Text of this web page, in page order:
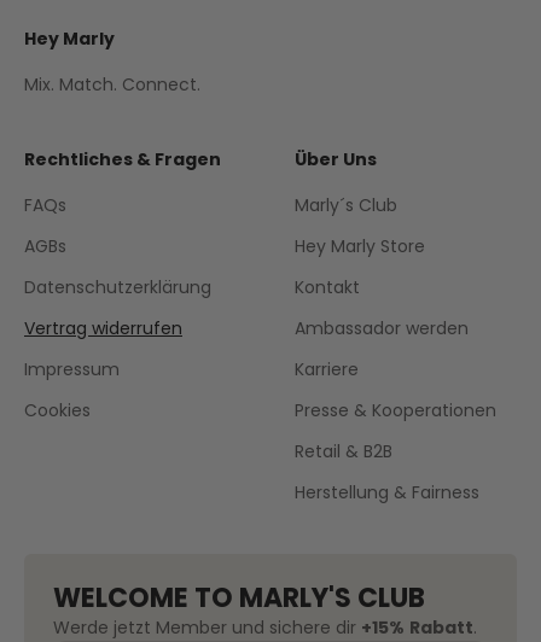
Hey Marly
Mix. Match. Connect.
Rechtliches & Fragen
FAQs
AGBs
Datenschutzerklärung
Vertrag widerrufen
Impressum
Cookies
Über Uns
Marly´s Club
Hey Marly Store
Kontakt
Ambassador werden
Karriere
Presse & Kooperationen
Retail & B2B
Herstellung & Fairness
WELCOME TO MARLY'S CLUB
Werde jetzt Member und sichere dir +15% Rabatt.